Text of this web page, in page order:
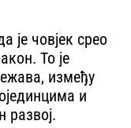
је човјек срео
То је
између
и
развој.